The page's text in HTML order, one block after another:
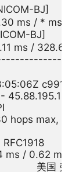
BJ]
315.30 ms / * ms /
BJ]
326.11 ms /
hops max, 28
RFC1918
2.04 ms / 0.62
美国 弗